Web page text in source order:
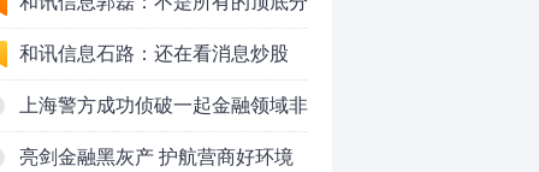
型都是顶底！
和讯信息石路：还在看消息炒股
吗？
上海警方成功侦破一起金融领域非
法代理维权敲诈勒索案件
亮剑金融黑灰产 护航营商好环境